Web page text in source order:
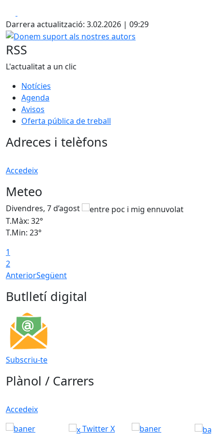
Darrera actualització: 3.02.2026 | 09:29
Donem suport als nostres autors
RSS
L'actualitat a un clic
Notícies
Agenda
Avisos
Oferta pública de treball
Adreces i telèfons
Accedeix
Meteo
Divendres, 7 d’agost
T.Màx: 32°
T.Min: 23°
1
2
AnteriorSegüent
Butlletí digital
Subscriu-te
Plànol / Carrers
Accedeix
Twitter X